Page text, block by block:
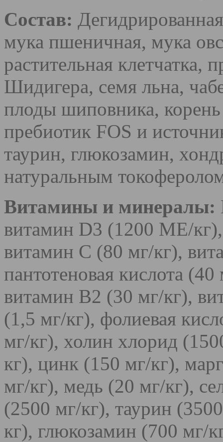
Состав:
мука пшеничная, мука
растительная клетчатка,
Шидигера, семя льна,
плоды шиповника,
пребиотик FOS и
таурин, глюкозамин,
натуральным
Витамины и минералы:
витамин D3 (1200 МЕ/
витамин С (80 мг/кг),
пантотеновая кислота
витамин B2 (30 мг/кг),
(1,5 мг/кг), фолиевая
мг/кг), холин хлорид
кг), цинк (150 мг/кг),
мг/кг), медь (20 мг/кг),
(2500 мг/кг), таурин
кг), глюкозамин (700 мг/